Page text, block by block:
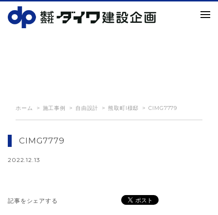
ホーム 施工事例 自由設計 熊取町I様邸 CIMG7779
CIMG7779
2022.12.13
記事をシェアする